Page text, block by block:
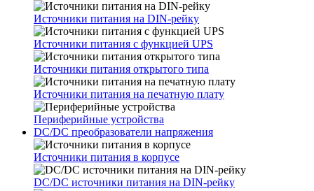
Источники питания на DIN-рейку
Источники питания с функцией UPS
Источники питания открытого типа
Источники питания на печатную плату
Периферийные устройства
DC/DC преобразователи напряжения
Источники питания в корпусе
DC/DC источники питания на DIN-рейку